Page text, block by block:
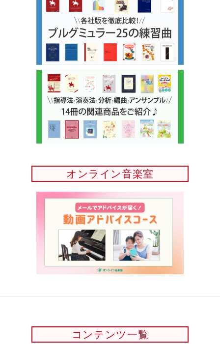
オンライン音楽室
コンテンツ一覧